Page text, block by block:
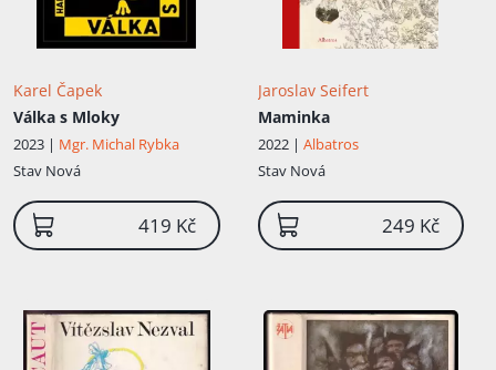
Karel Čapek
Válka s Mloky
2023 | Mgr. Michal Rybka
Stav Nová
419 Kč
Jaroslav Seifert
Maminka
2022 | Albatros
Stav Nová
249 Kč